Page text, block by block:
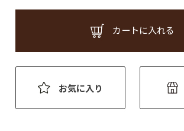
カートに入れる
お気に入り